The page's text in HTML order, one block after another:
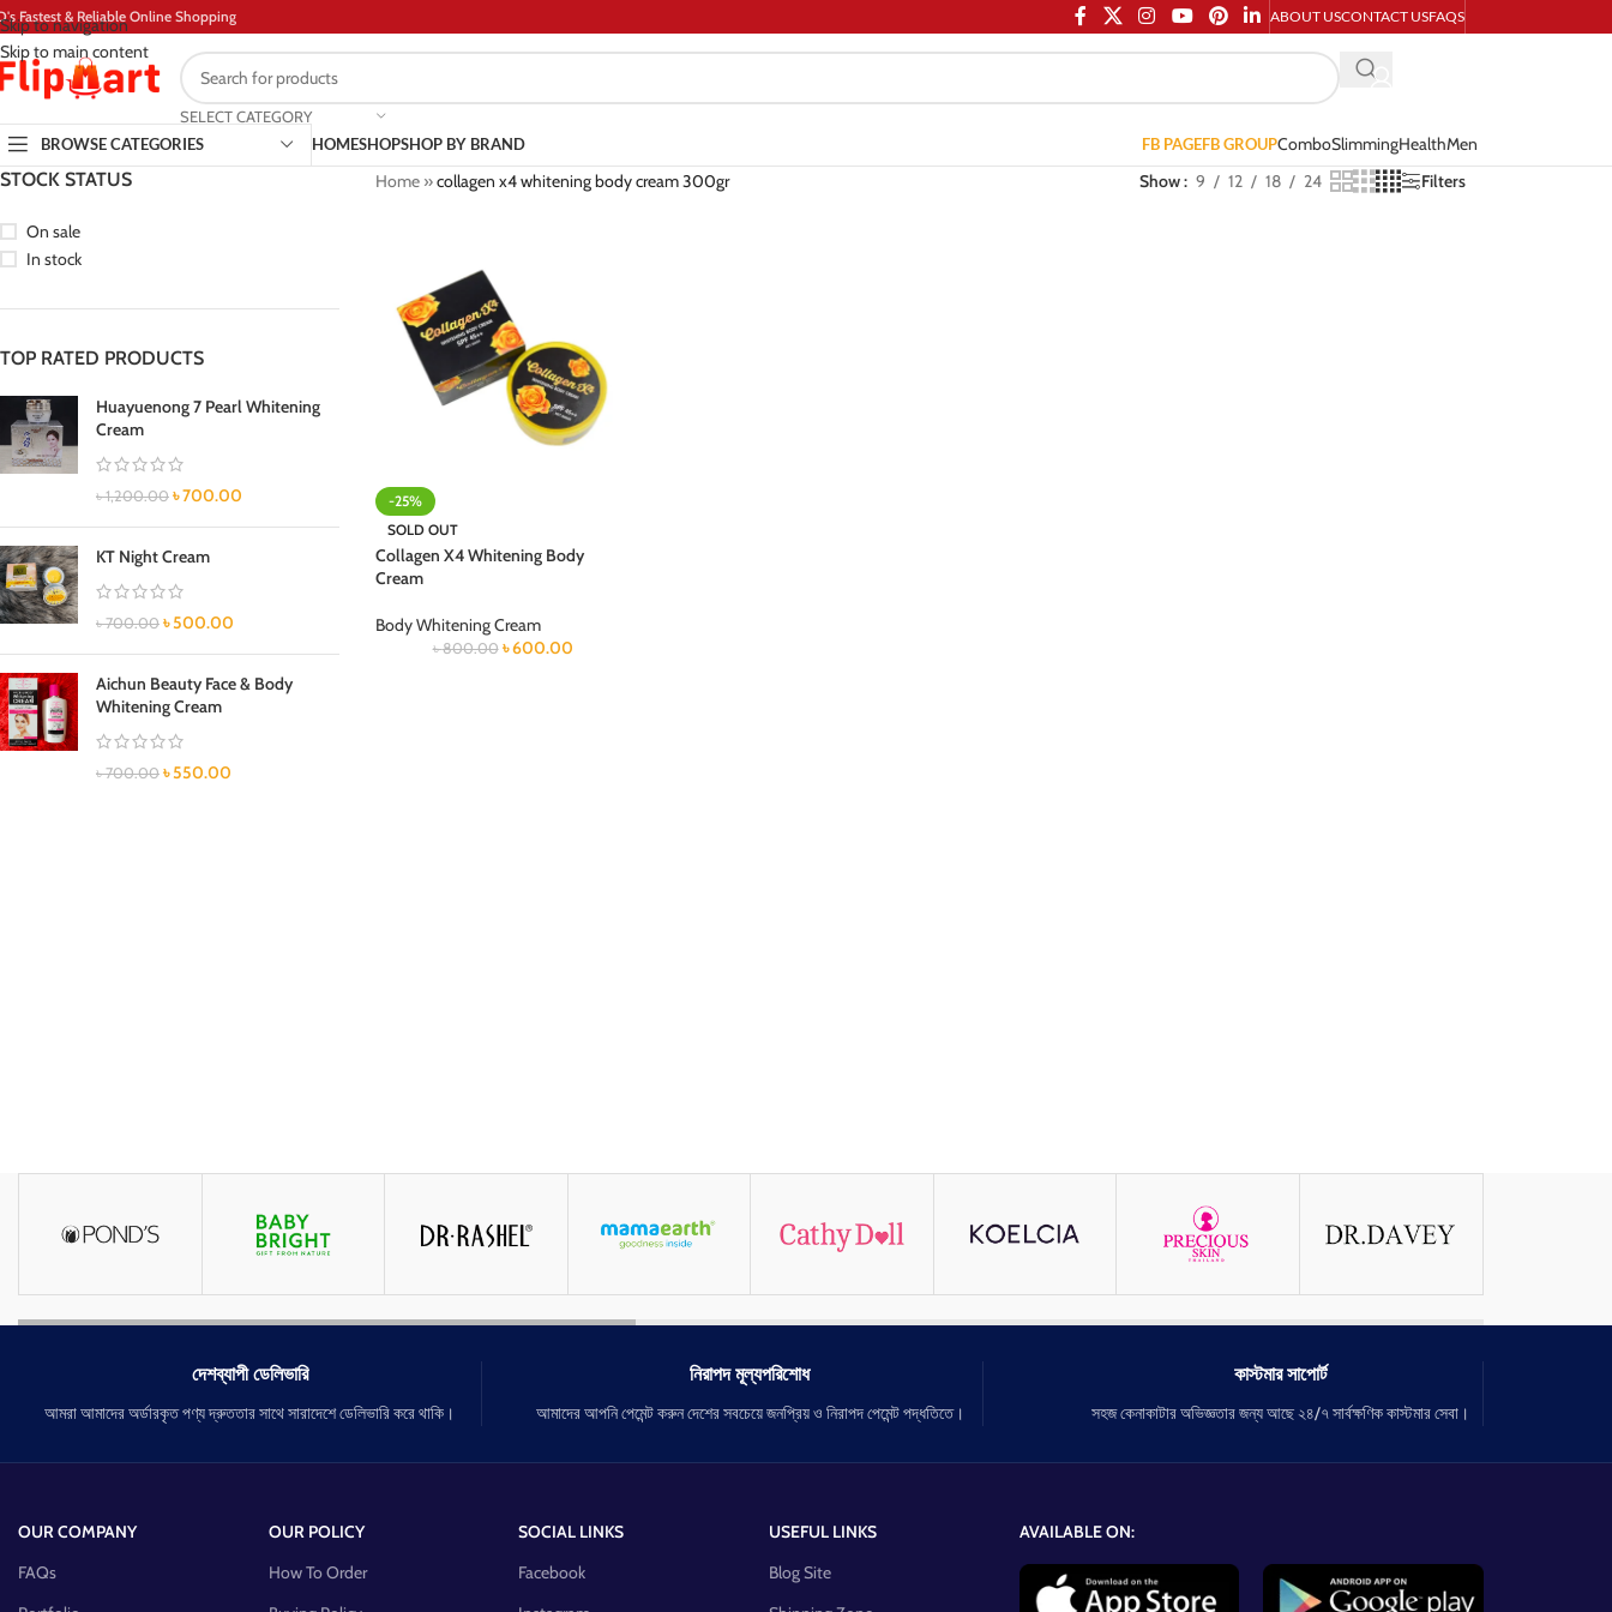
Skip to navigation
Skip to main content
Fastest & Reliable Online Shopping ABOUT USCONTACT USFAQS
SELECT CATEGORY
BROWSE CATEGORIES
HOMESHOPSHOP BY BRAND FB PAGEFB GROUPComboSlimmingHealthMen
STOCK STATUS
On sale
In stock
TOP RATED PRODUCTS
Huayuenong 7 Pearl Whitening
Cream
৳1,200.00 ৳700.00
KT Night Cream
৳700.00 ৳500.00
Aichun Beauty Face & Body
Whitening Cream
৳700.00 ৳550.00
Home»collagen x4 whitening body cream 300gr Show 9 12 18 24 Filters
-25%
SOLD OUT
Collagen X4 Whitening Body
Cream
Body Whitening Cream
৳800.00 ৳600.00
দেশব্যাপী ডেলিভারি
আমরা আমাদের অর্ডারকৃত পণ্য দ্রুততার সাথে সারাদেশে ডেলিভারি করে থাকি।
নিরাপদ মূল্যপরিশোধ
আমাদের আপনি পেমেন্ট করুন দেশের সবচেয়ে জনপ্রিয় ও নিরাপদ পেমেন্ট পদ্ধতিতে।
কাস্টমার সাপোর্ট
সহজ কেনাকাটার অভিজ্ঞতার জন্য আছে ২৪/৭ সার্বক্ষণিক কাস্টমার সেবা।
OUR COMPANY
FAQs
OUR POLICY
How To Order
SOCIAL LINKS
Facebook
USEFUL LINKS
Blog Site
AVAILABLE ON: